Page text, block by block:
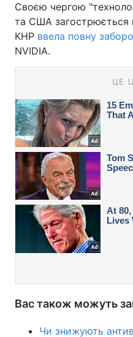
Своєю чергою
та США загострюється
КНР ввела повну
NVIDIA.
Вас також можуть
Чи знижують